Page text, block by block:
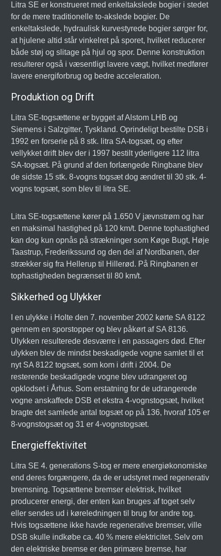
Litra SE er konstrueret med enkeltakslede bogier i stedet
for de mere traditionelle to-akslede bogier. De
enkeltakslede, hydraulisk kurvestyrede bogier sørger for,
at hjulene altid står vinkelret på sporet, hvilket reducerer
både støj og slitage på hjul og spor. Denne konstruktion
resulterer også i væsentligt lavere vægt, hvilket medfører
lavere energiforbrug og bedre acceleration.
Produktion og Drift
Litra SE-togsættene er bygget af Alstom LHB og
Siemens i Salzgitter, Tyskland. Oprindeligt bestilte DSB i
1992 en forserie på 8 stk. litra SA-togsæt, og efter
vellykket drift blev der i 1997 bestilt yderligere 112 litra
SA-togsæt. På grund af den forlængede Ringbane blev
de sidste 15 stk. 8-vogns togsæt dog ændret til 30 stk. 4-
vogns togsæt, som blev til litra SE.
Litra SE-togsættene kører på 1.650 V jævnstrøm og har
en maksimal hastighed på 120 km/t. Denne tophastighed
kan dog kun opnås på strækninger som Køge Bugt, Høje
Taastrup, Frederikssund og den del af Nordbanen, der
strækker sig fra Hellerup til Hillerød. På Ringbanen er
tophastigheden begrænset til 80 km/t.
Sikkerhed og Ulykker
I en ulykke i Holte den 7. november 2002 kørte SA 8122
gennem en sporstopper og blev påkørt af SA 8136.
Ulykken resulterede desværre i en passagers død. Efter
ulykken blev de mindst beskadigede vogne samlet til et
nyt SA 8122 togsæt, som kom i drift i 2004. De
resterende beskadigede vogne blev udrangeret og
opklodset i Århus. Som erstatning for de udrangerede
vogne anskaffede DSB et ekstra 4-vognstogsæt, hvilket
bragte det samlede antal togsæt op på 136, hvoraf 105 er
8-vognstogsæt og 31 er 4-vognstogsæt.
Energieffektivitet
Litra SE 4. generations S-tog er mere energiøkonomiske
end deres forgængere, da de er udstyret med regenerativ
bremsning. Togsættene bremser elektrisk, hvilket
producerer energi, der enten kan bruges af toget selv
eller sendes ud i køreledningen til brug for andre tog.
Hvis togsættene ikke havde regenerative bremser, ville
DSB skulle indkøbe ca. 40 % mere elektricitet. Selv om
den elektriske bremse er den primære bremse, har